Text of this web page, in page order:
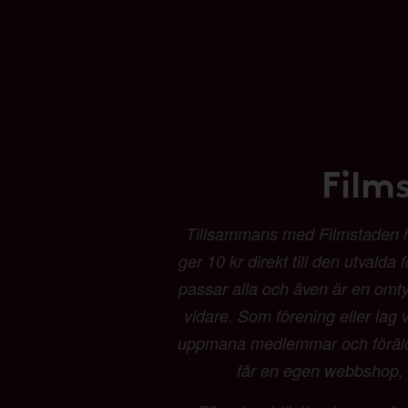
Tillsammans med
ger 10 kr direkt till den utvalda
passar alla och även är en
vidare. Som förening eller lag
uppmana medlemmar och
får en egen